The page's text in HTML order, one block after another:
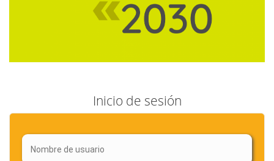
Inicio de sesión